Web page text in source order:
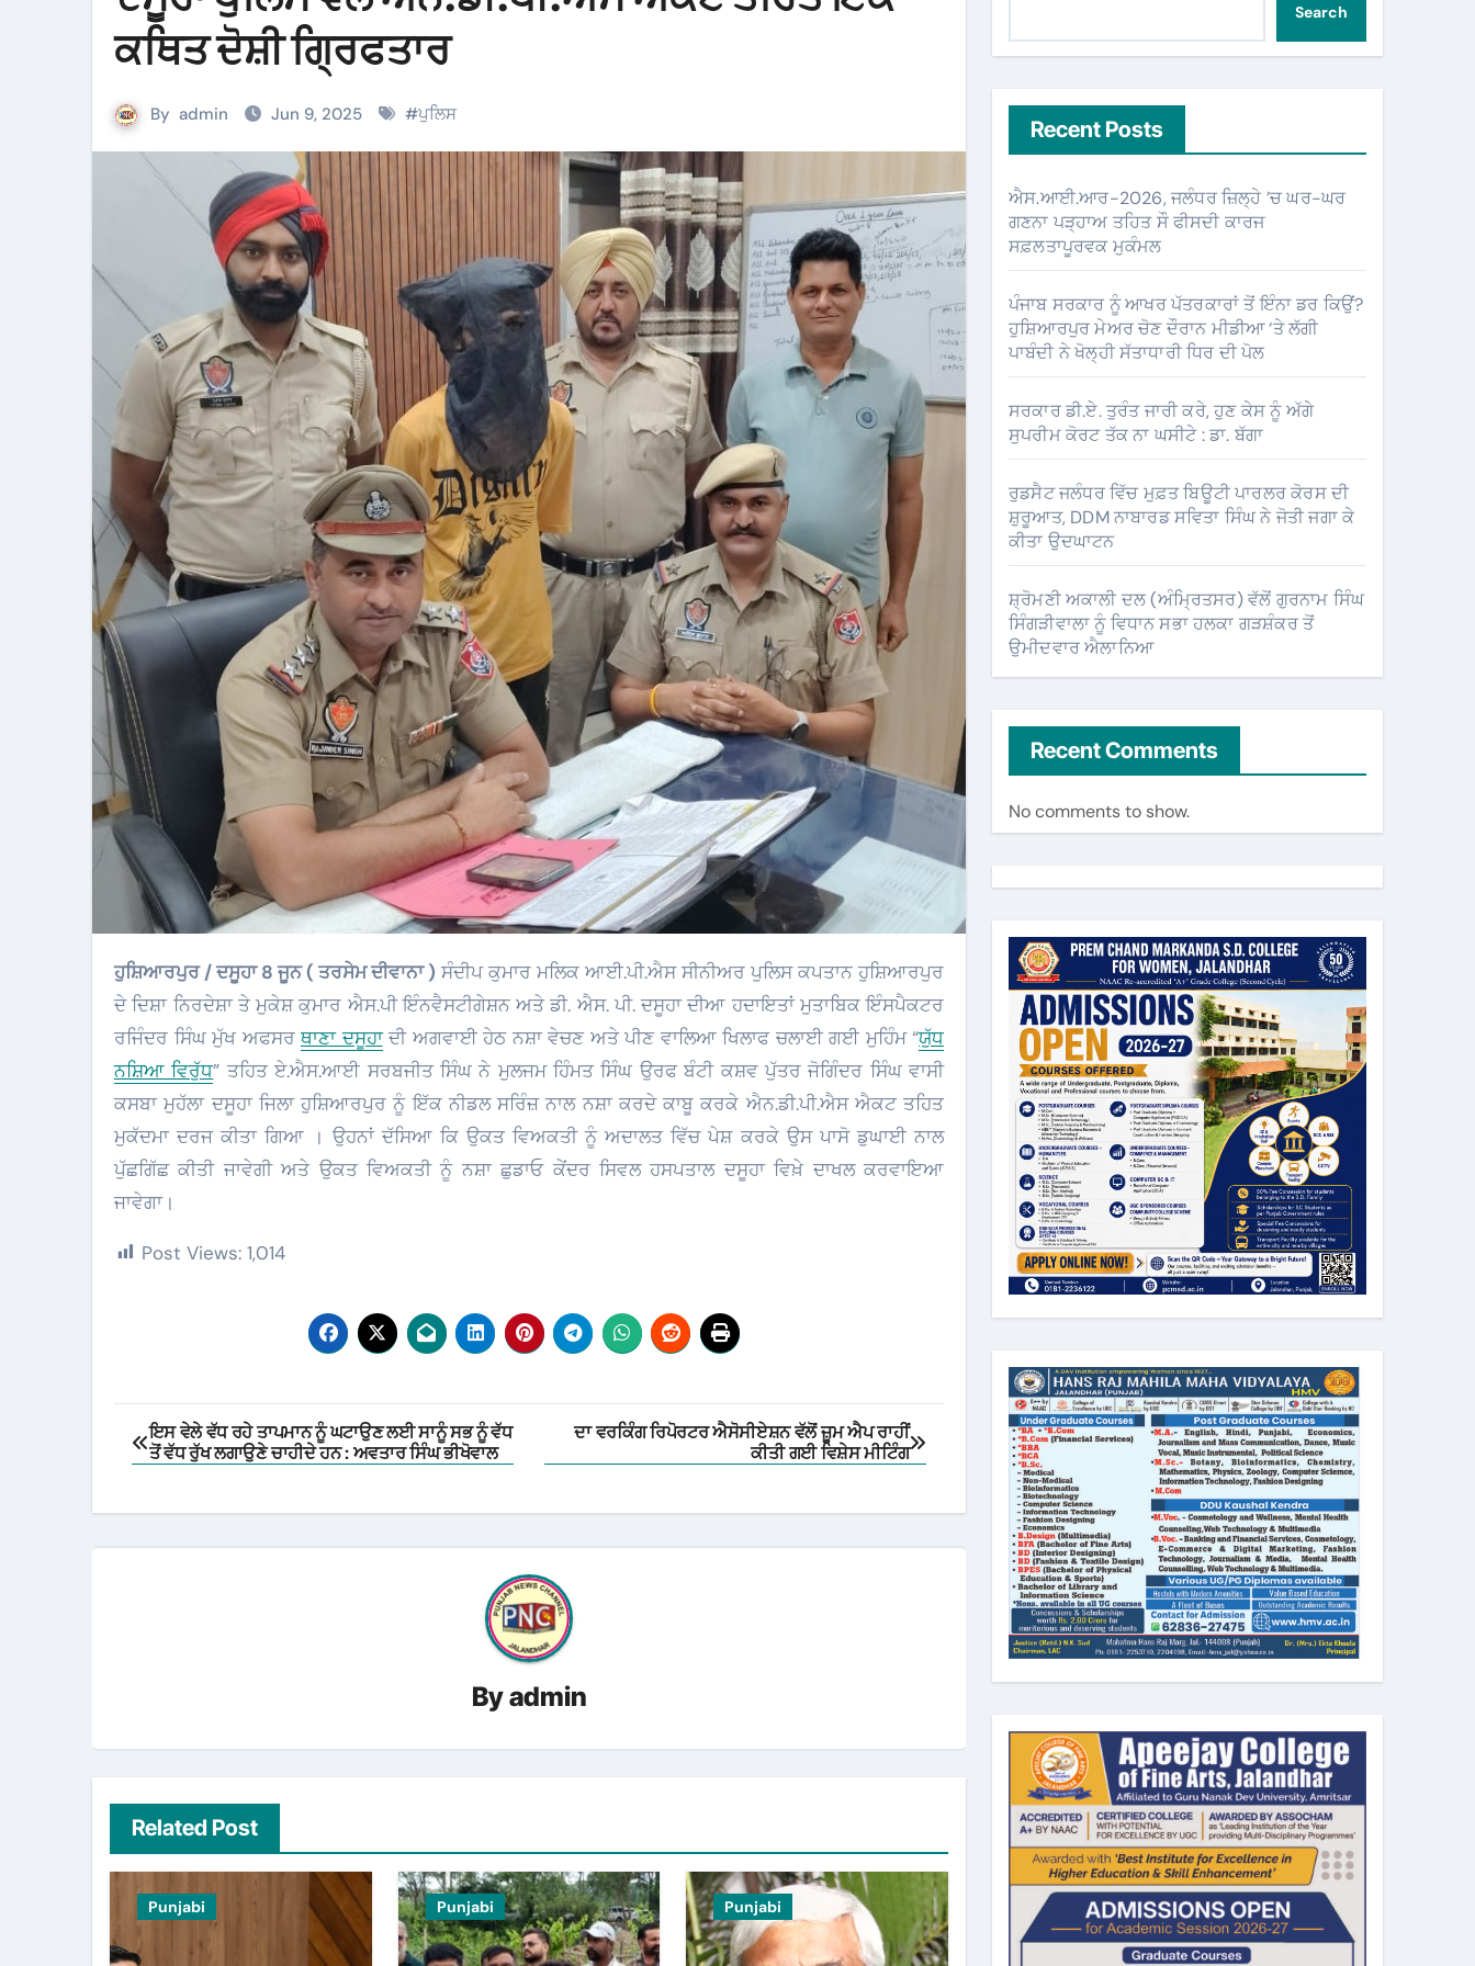
ਕਥਿਤ ਦੋਸ਼ੀ ਗ੍ਰਿਫਤਾਰ
By admin Jun 9, 2025 #ਪੁਲਿਸ
ਹੁਸ਼ਿਆਰਪੁਰ / ਦਸੂਹਾ 8 ਜੂਨ ( ਤਰਸੇਮ ਦੀਵਾਨਾ ) ਸੰਦੀਪ ਕੁਮਾਰ ਮਲਿਕ ਆਈ.ਪੀ.ਐਸ ਸੀਨੀਅਰ ਪੁਲਿਸ ਕਪਤਾਨ ਹੁਸ਼ਿਆਰਪੁਰ
ਦੇ ਦਿਸ਼ਾ ਨਿਰਦੇਸ਼ਾ ਤੇ ਮੁਕੇਸ਼ ਕੁਮਾਰ ਐਸ.ਪੀ ਇੰਨਵੈਸਟੀਗੇਸ਼ਨ ਅਤੇ ਡੀ. ਐਸ. ਪੀ. ਦਸੂਹਾ ਦੀਆ ਹਦਾਇਤਾਂ ਮੁਤਾਬਿਕ ਇੰਸਪੈਕਟਰ
ਰਜਿੰਦਰ ਸਿੰਘ ਮੁੱਖ ਅਫਸਰਥਾਣਾ ਦਸੂਹਾਦੀ ਅਗਵਾਈ ਹੇਠ ਨਸ਼ਾ ਵੇਚਣ ਅਤੇ ਪੀਣ ਵਾਲਿਆ ਖਿਲਾਫ ਚਲਾਈ ਗਈ ਮੁਹਿੰਮ “ਯੁੱਧ
ਨਸ਼ਿਆ ਵਿਰੁੱਧ” ਤਹਿਤ ਏ.ਐਸ.ਆਈ ਸਰਬਜੀਤ ਸਿੰਘ ਨੇ ਮੁਲਜਮ ਹਿੰਮਤ ਸਿੰਘ ਉਰਫ ਬੰਟੀ ਕਸ਼ਵ ਪੁੱਤਰ ਜੋਗਿੰਦਰ ਸਿੰਘ ਵਾਸੀ
ਕਸਬਾ ਮੁਹੱਲਾ ਦਸੂਹਾ ਜਿਲਾ ਹੁਸ਼ਿਆਰਪੁਰ ਨੂੰ ਇੱਕ ਨੀਡਲ ਸਰਿੰਜ਼ ਨਾਲ ਨਸ਼ਾ ਕਰਦੇ ਕਾਬੂ ਕਰਕੇ ਐਨ.ਡੀ.ਪੀ.ਐਸ ਐਕਟ ਤਹਿਤ
ਮੁਕੱਦਮਾ ਦਰਜ ਕੀਤਾ ਗਿਆ । ਉਹਨਾਂ ਦੱਸਿਆ ਕਿ ਉਕਤ ਵਿਅਕਤੀ ਨੂੰ ਅਦਾਲਤ ਵਿੱਚ ਪੇਸ਼ ਕਰਕੇ ਉਸ ਪਾਸੋ ਡੁਘਾਈ ਨਾਲ
ਪੁੱਛਗਿੱਛ ਕੀਤੀ ਜਾਵੇਗੀ ਅਤੇ ਉਕਤ ਵਿਅਕਤੀ ਨੂੰ ਨਸ਼ਾ ਛੁਡਾਓ ਕੇਂਦਰ ਸਿਵਲ ਹਸਪਤਾਲ ਦਸੂਹਾ ਵਿਖ਼ੇ ਦਾਖਲ ਕਰਵਾਇਆ
ਜਾਵੇਗਾ।
Post Views: 1,014
Post
navigation
ਇਸ ਵੇਲੇ ਵੱਧ ਰਹੇ ਤਾਪਮਾਨ ਨੂੰ ਘਟਾਉਣ ਲਈ ਸਾਨੂੰ ਸਭ ਨੂੰ ਵੱਧ
ਤੋਂ ਵੱਧ ਰੁੱਖ ਲਗਾਉਣੇ ਚਾਹੀਦੇ ਹਨ : ਅਵਤਾਰ ਸਿੰਘ ਭੀਖੋਵਾਲ
ਦਾ ਵਰਕਿੰਗ ਰਿਪੋਰਟਰ ਐਸੋਸੀਏਸ਼ਨ ਵੱਲੋਂ ਜ਼ੂਮ ਐਪ ਰਾਹੀਂ
ਕੀਤੀ ਗਈ ਵਿਸ਼ੇਸ ਮੀਟਿੰਗ
Byadmin
Related Post
Punjabi Punjabi Punjabi
Search
Recent Posts
ਐਸ.ਆਈ.ਆਰ-2026, ਜਲੰਧਰ ਜ਼ਿਲ੍ਹੇ ’ਚ ਘਰ-ਘਰ
ਗਣਨਾ ਪੜ੍ਹਾਅ ਤਹਿਤ ਸੌ ਫੀਸਦੀ ਕਾਰਜ
ਸਫ਼ਲਤਾਪੂਰਵਕ ਮੁਕੰਮਲ
ਪੰਜਾਬ ਸਰਕਾਰ ਨੂੰ ਆਖਰ ਪੱਤਰਕਾਰਾਂ ਤੋਂ ਇੰਨਾ ਡਰ ਕਿਉਂ?
ਹੁਸ਼ਿਆਰਪੁਰ ਮੇਅਰ ਚੋਣ ਦੌਰਾਨ ਮੀਡੀਆ ‘ਤੇ ਲੱਗੀ
ਪਾਬੰਦੀ ਨੇ ਖੋਲ੍ਹੀ ਸੱਤਾਧਾਰੀ ਧਿਰ ਦੀ ਪੋਲ
ਸਰਕਾਰ ਡੀ.ਏ. ਤੁਰੰਤ ਜਾਰੀ ਕਰੇ, ਹੁਣ ਕੇਸ ਨੂੰ ਅੱਗੇ
ਸੁਪਰੀਮ ਕੋਰਟ ਤੱਕ ਨਾ ਘਸੀਟੇ : ਡਾ. ਬੱਗਾ
ਰੁਡਸੈਟ ਜਲੰਧਰ ਵਿੱਚ ਮੁਫ਼ਤ ਬਿਊਟੀ ਪਾਰਲਰ ਕੋਰਸ ਦੀ
ਸ਼ੁਰੂਆਤ, DDM ਨਾਬਾਰਡ ਸਵਿਤਾ ਸਿੰਘ ਨੇ ਜੋਤੀ ਜਗਾ ਕੇ
ਕੀਤਾ ਉਦਘਾਟਨ
ਸ਼੍ਰੋਮਣੀ ਅਕਾਲੀ ਦਲ (ਅੰਮ੍ਰਿਤਸਰ) ਵੱਲੋਂ ਗੁਰਨਾਮ ਸਿੰਘ
ਸਿੰਗੜੀਵਾਲਾ ਨੂੰ ਵਿਧਾਨ ਸਭਾ ਹਲਕਾ ਗੜਸ਼ੰਕਰ ਤੋਂ
ਉਮੀਦਵਾਰ ਐਲਾਨਿਆ
Recent Comments
No comments to show.